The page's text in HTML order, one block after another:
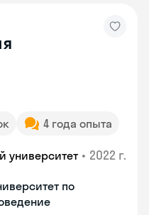
4 года опыта
университет • 2022 г.
по